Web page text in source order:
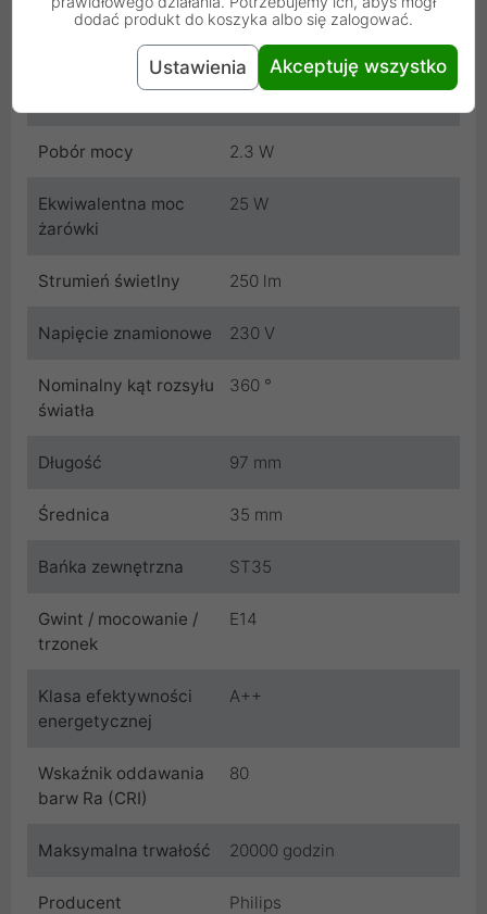
Temperatura barwowa 2700 K
Pobór mocy 2.3 W
Ekwiwalentna moc
żarówki
25 W
Strumień świetlny 250 lm
Napięcie znamionowe 230 V
Nominalny kąt rozsyłu
światła
360 °
Długość 97 mm
Średnica 35 mm
Bańka zewnętrzna ST35
Gwint / mocowanie /
trzonek
E14
Klasa efektywności
energetycznej
A++
Wskaźnik oddawania
barw Ra (CRI)
80
Maksymalna trwałość 20000 godzin
Producent Philips
dodać produkt do koszyka albo się zalogować.
Ustawienia Akceptuję wszystko